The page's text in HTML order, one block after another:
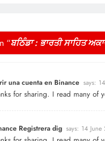
“ਬਠਿੰਡਾ : ਭਾਰਤੀ ਸਾਹਿਤ
una cuenta en Binance says:
for sharing. I read many
Registrera dig says: 14